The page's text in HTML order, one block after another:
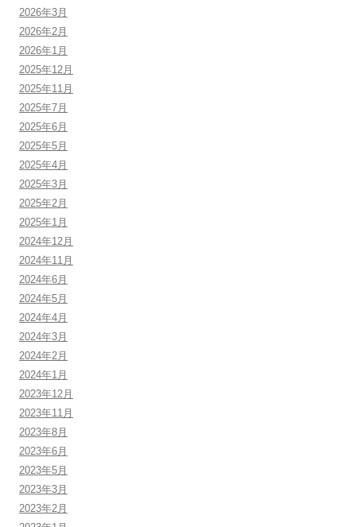
2026年3月
2026年2月
2026年1月
2025年12月
2025年11月
2025年7月
2025年6月
2025年5月
2025年4月
2025年3月
2025年2月
2025年1月
2024年12月
2024年11月
2024年6月
2024年5月
2024年4月
2024年3月
2024年2月
2024年1月
2023年12月
2023年11月
2023年8月
2023年6月
2023年5月
2023年3月
2023年2月